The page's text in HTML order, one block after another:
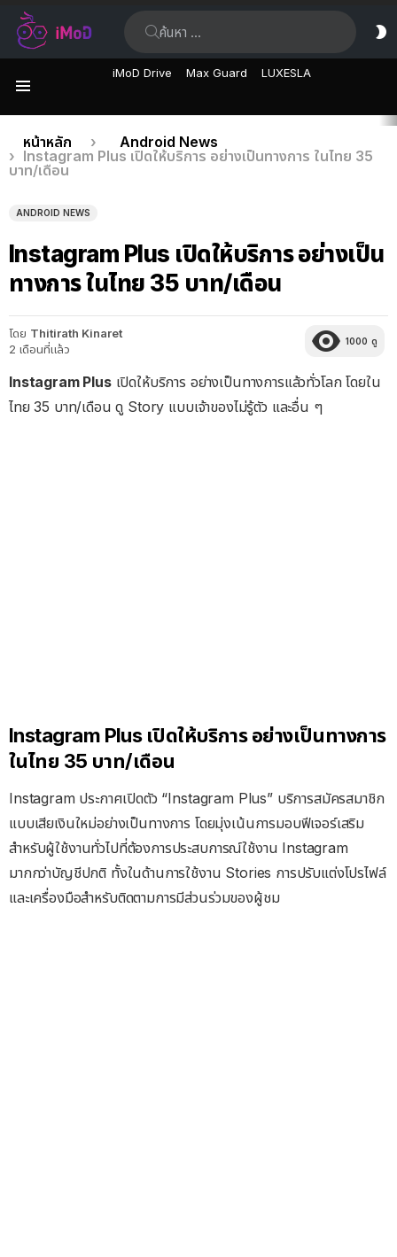
iMoD Drive Max Guard LUXESLA
เรื่อง
ล่าสุด
คุณอยู่ที่นี่:
หน้าหลัก
Android News
Instagram Plus เปิดให้บริการ อย่างเป็นทางการ ในไทย 35
บาท/เดือน
ANDROID NEWS
Instagram Plus เปิดให้บริการ อย่างเป็น
ทางการ ในไทย 35 บาท/เดือน
โดย Thitirath Kinaret
2 เดือนที่แล้ว
1000 ดู
Instagram Plusเปิดให้บริการ อย่างเป็นทางการแล้วทั่วโลก โดยใน
ไทย 35 บาท/เดือน ดู Story แบบเจ้าของไม่รู้ตัว และอื่น ๆ
Instagram Plus เปิดให้บริการ อย่างเป็นทางการ
ในไทย 35 บาท/เดือน
Instagram ประกาศเปิดตัว “Instagram Plus” บริการสมัครสมาชิก
แบบเสียเงินใหม่อย่างเป็นทางการ โดยมุ่งเน้นการมอบฟีเจอร์เสริม
สำหรับผู้ใช้งานทั่วไปที่ต้องการประสบการณ์ใช้งาน Instagram
มากกว่าบัญชีปกติ ทั้งในด้านการใช้งาน Stories การปรับแต่งโปรไฟล์
และเครื่องมือสำหรับติดตามการมีส่วนร่วมของผู้ชม